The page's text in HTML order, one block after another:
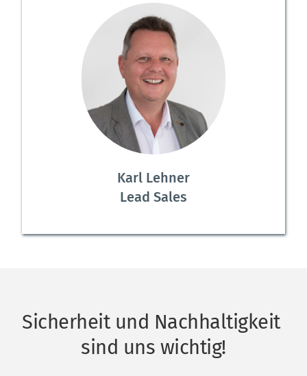
Karl Lehner
Lead Sales
Sicherheit und Nachhaltigkeit
sind uns wichtig!